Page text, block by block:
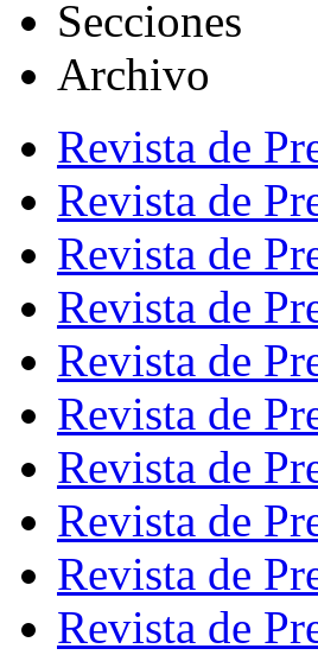
Secciones
Archivo
Revista de
Revista de
Revista de
Revista de
Revista de
Revista de
Revista de
Revista de
Revista de
Revista de